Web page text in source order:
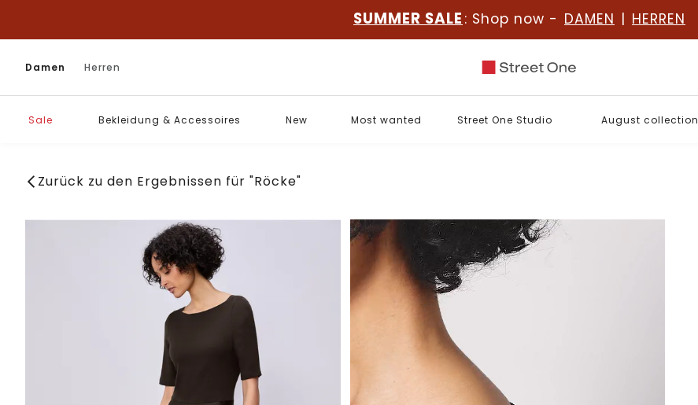
SUMMER SALE : Shop now - DAMEN | HERREN
Damen Herren
Sale Bekleidung & Accessoires New Most wanted Street One Studio August collection
Zurück zu den Ergebnissen für "Röcke"